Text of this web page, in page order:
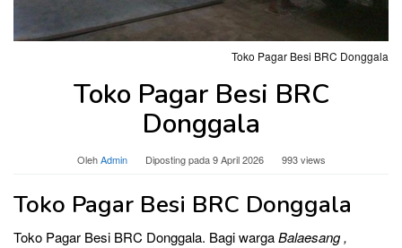
Toko Pagar Besi BRC Donggala
Toko Pagar Besi BRC
Donggala
OlehAdmin Diposting pada9 April 2026 993 views
Toko Pagar Besi BRC Donggala
Toko Pagar Besi BRC Donggala. Bagi wargaBalaesang ,